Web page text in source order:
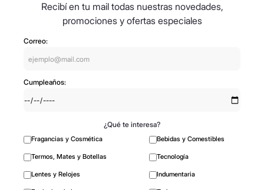
Recibí en tu mail todas nuestras novedades,
promociones y ofertas especiales
Correo:
Cumpleaños:
¿Qué te interesa?
Fragancias y Cosmética Bebidas y Comestibles
Termos, Mates y Botellas Tecnología
Lentes y Relojes Indumentaria